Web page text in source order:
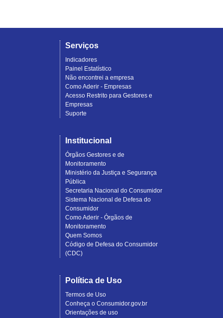
Serviços
Indicadores
Painel Estatístico
Não encontrei a empresa
Como Aderir - Empresas
Acesso Restrito para Gestores e
Empresas
Suporte
Institucional
Órgãos Gestores e de
Monitoramento
Ministério da Justiça e Segurança
Pública
Secretaria Nacional do Consumidor
Sistema Nacional de Defesa do
Consumidor
Como Aderir - Órgãos de
Monitoramento
Quem Somos
Código de Defesa do Consumidor
(CDC)
Política de Uso
Termos de Uso
Conheça o Consumidor.gov.br
Orientações de uso